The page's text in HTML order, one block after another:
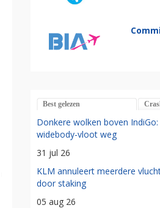
Best gelezen
Donkere wolken boven
widebody-vloot weg
31 jul 26
KLM annuleert meerdere
door staking
05 aug 26